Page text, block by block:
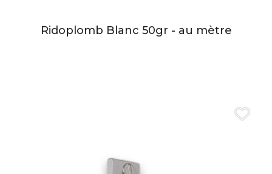
Ridoplomb Blanc 50gr - au mètre